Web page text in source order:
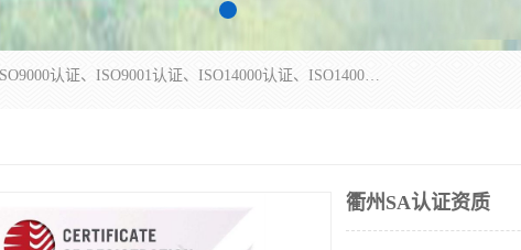
杭州贝安企业管理有限公司主营：ISO9000、ISO9000认证、ISO9001认证、ISO14000认证、ISO14001认证等系列企业认证服务。
衢州SA认证资质